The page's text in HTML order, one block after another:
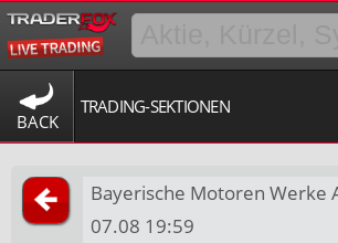
BACK
TRADING-SEKTIONEN
Bayerische Motoren Werke
07.08 19:59